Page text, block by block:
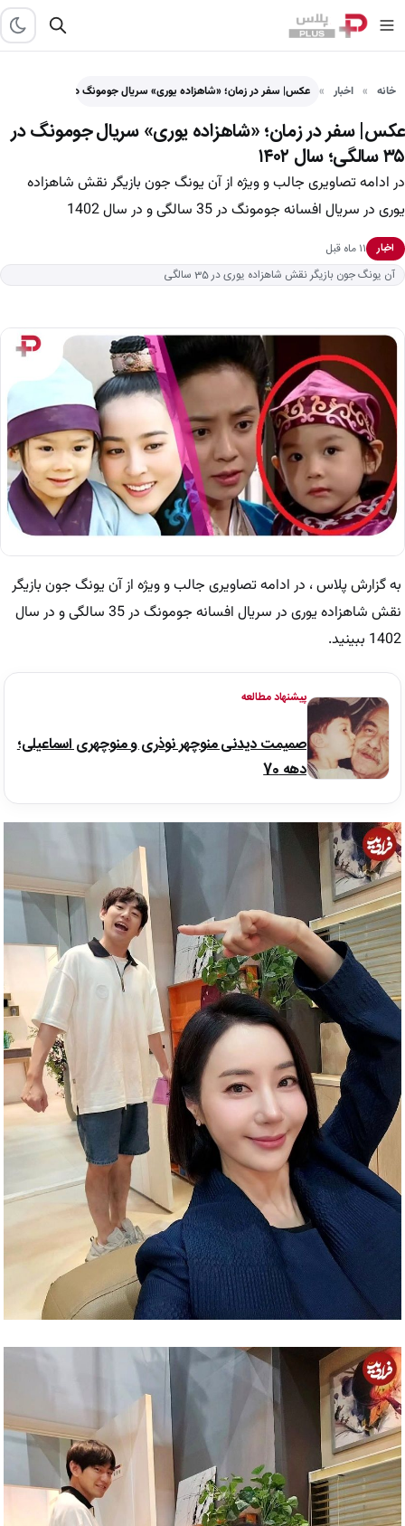
خانه اخبار عکس| سفر در زمان؛ «شاهزاده یوری» سریال جومونگ در ۳۵…
عکس| سفر در زمان؛ «شاهزاده یوری» سریال جومونگ در
۳۵ سالگی؛ سال ۱۴۰۲
در ادامه تصاویری جالب و ویژه از آن یونگ جون بازیگر نقش شاهزاده
یوری در سریال افسانه جومونگ در 35 سالگی و در سال 1402​
اخبار
۱۱ ماه قبل
آن یونگ جون بازیگر نقش شاهزاده یوری در 35 سالگی
به گزارش پلاس ، در ادامه تصاویری جالب و ویژه از آن یونگ جون بازیگر
نقش شاهزاده یوری در سریال افسانه جومونگ در 35 سالگی و در سال
1402​ ببینید.
پیشنهاد مطالعه
صمیمت دیدنی منوچهر نوذری و منوچهری اسماعیلی؛
دهه 70